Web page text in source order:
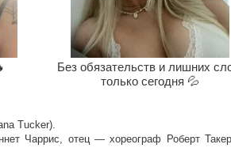
Без обязательств и лишних
только сегодня 💦
Tucker).
Чаррис, отец — хореограф Роберт